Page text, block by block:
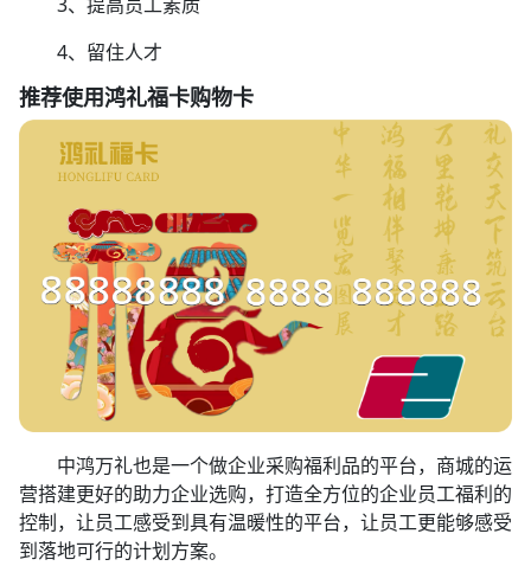
4、留住人才
推荐使用鸿礼福卡购物卡
中鸿万礼也是一个做企业采购福利品的平台，商城的运
营搭建更好的助力企业选购，打造全方位的企业员工福利的
控制，让员工感受到具有温暖性的平台，让员工更能够感受
到落地可行的计划方案。